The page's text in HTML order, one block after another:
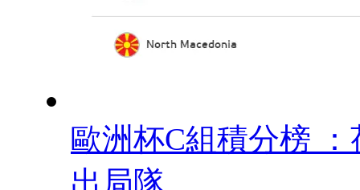
歐洲杯C組積分榜 
出局隊